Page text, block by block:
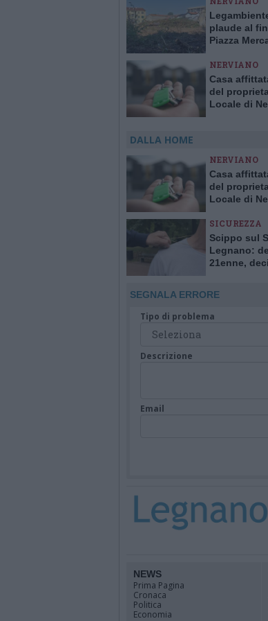
plaude al
Piazza
periodo”
NERVIANO
Casa
del
Locale di
DALLA HOME
NERVIANO
Casa
del
Locale di
SICUREZZA
Scippo sul
Legnano:
21enne,
SEGNALA ERRORE
Tipo di problema
Descrizione
Email
NEWS
Prima Pagina
Cronaca
Politica
Economia